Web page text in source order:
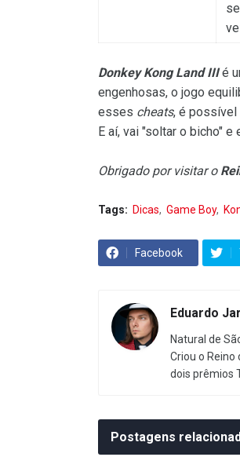
Donkey Kong Land IIIé
engenhosas, o jogo
esses cheats, é possível
E aí, vai "soltar o bicho"
Obrigado por visitar o
Tags: Dicas Game Boy
Facebook
Eduardo
Natural de
Criou o
dois prêmios
Postagens